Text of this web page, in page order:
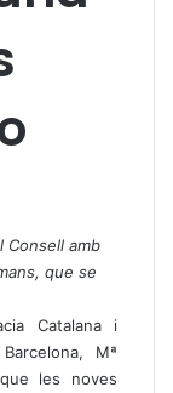
Consell amb
que se
Catalana i
Mª
les noves